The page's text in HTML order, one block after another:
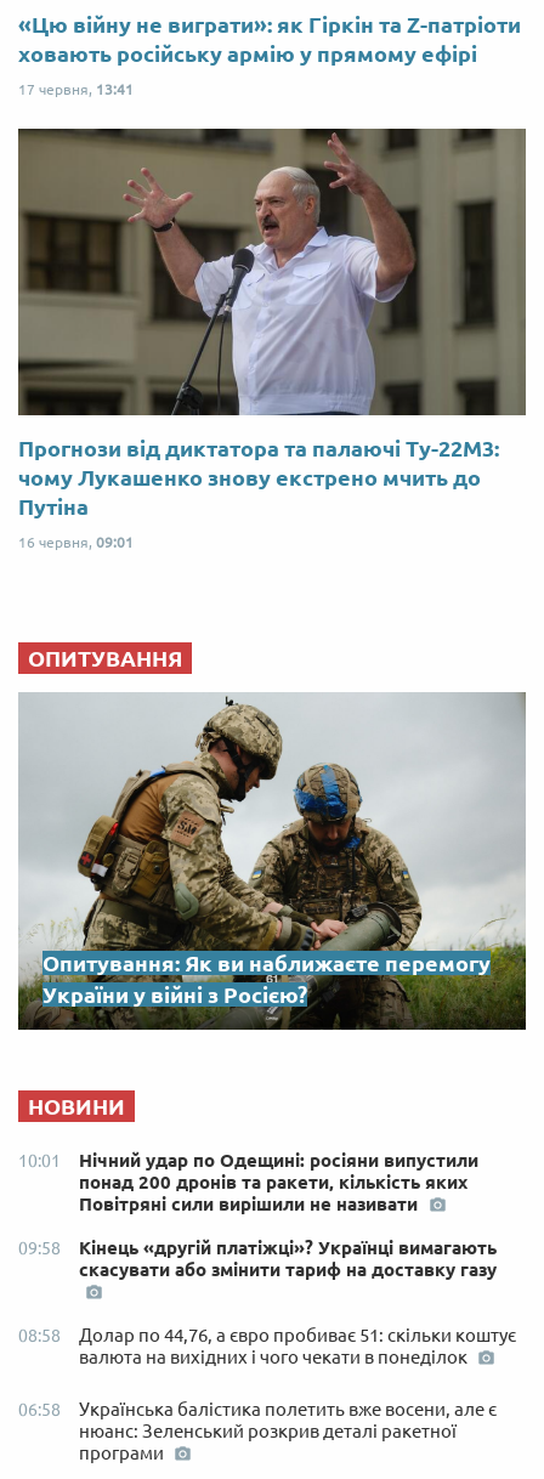
«Цю війну не виграти»: як Гіркін та Z-патріоти
ховають російську армію у прямому ефірі
17 червня, 13:41
Прогнози від диктатора та палаючі Ту-22М3:
чому Лукашенко знову екстрено мчить до
Путіна
16 червня, 09:01
ОПИТУВАННЯ
Опитування: Як ви наближаєте перемогу
України у війні з Росією?
НОВИНИ
10:01
Нічний удар по Одещині: росіяни випустили
понад 200 дронів та ракети, кількість яких
Повітряні сили вирішили не називати
09:58
Кінець «другій платіжці»? Українці вимагають
скасувати або змінити тариф на доставку газу
08:58
Долар по 44,76, а євро пробиває 51: скільки коштує
валюта на вихідних і чого чекати в понеділок
06:58
Українська балістика полетить вже восени, але є
нюанс: Зеленський розкрив деталі ракетної
програми